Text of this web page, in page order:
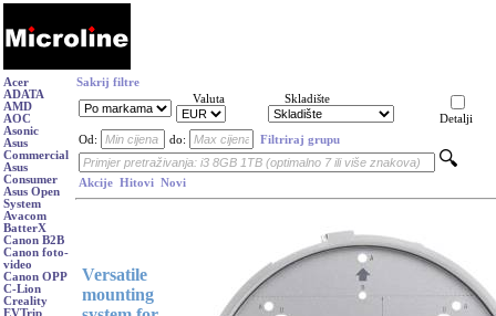
Acer
ADATA
AMD
AOC
Asonic
Asus
Commercial
Asus
Consumer
Asus Open
System
Avacom
BatterX
Canon B2B
Canon foto-
video
Canon OPP
C-Lion
Creality
EVTrip
Sakrij filtre
Valuta
Skladište
Detalji
Od:
do: Filtriraj grupu
Akcije Hitovi Novi
Versatile
mounting